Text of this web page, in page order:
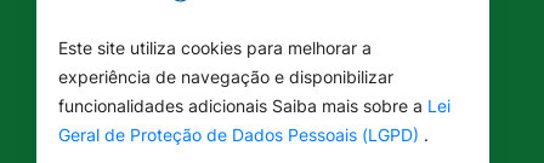
Relatório de Atividades
Plano Estratégico Institucional
Lei Federal nº 14.129/2021
Este site utiliza cookies para melhorar a
experiência de navegação e disponibilizar
funcionalidades adicionais Saiba mais sobre a Lei
Geral de Proteção de Dados Pessoais (LGPD) .